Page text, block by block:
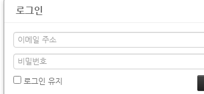
로그인
로그인 유지